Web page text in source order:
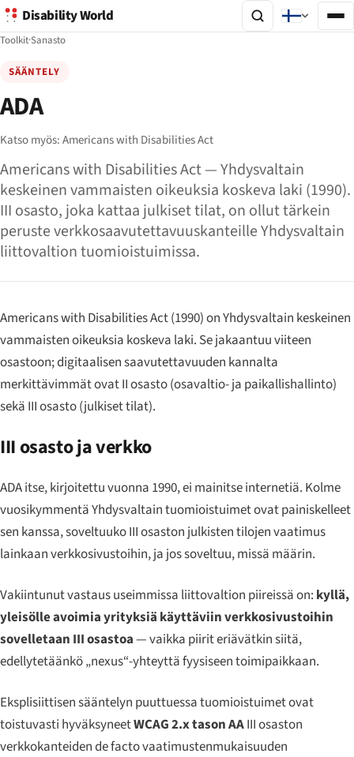
Disability World
Toolkit·Sanasto
SÄÄNTELY
ADA
Katso myös:Americans with Disabilities Act
Americans with Disabilities Act — Yhdysvaltain
keskeinen vammaisten oikeuksia koskeva laki (1990).
III osasto, joka kattaa julkiset tilat, on ollut tärkein
peruste verkkosaavutettavuuskanteille Yhdysvaltain
liittovaltion tuomioistuimissa.
Americans with Disabilities Act (1990) on Yhdysvaltain keskeinen
vammaisten oikeuksia koskeva laki. Se jakaantuu viiteen
osastoon; digitaalisen saavutettavuuden kannalta
merkittävimmät ovat II osasto (osavaltio- ja paikallishallinto)
sekä III osasto (julkiset tilat).
III osasto ja verkko
ADA itse, kirjoitettu vuonna 1990, ei mainitse internetiä. Kolme
vuosikymmentä Yhdysvaltain tuomioistuimet ovat painiskelleet
sen kanssa, soveltuuko III osaston julkisten tilojen vaatimus
lainkaan verkkosivustoihin, ja jos soveltuu, missä määrin.
Vakiintunut vastaus useimmissa liittovaltion piireissä on: kyllä,
yleisölle avoimia yrityksiä käyttäviin verkkosivustoihin
sovelletaan III osastoa— vaikka piirit eriävätkin siitä,
edellytetäänkö „nexus“-yhteyttä fyysiseen toimipaikkaan.
Eksplisiittisen sääntelyn puuttuessa tuomioistuimet ovat
toistuvasti hyväksyneetWCAG 2.x tason AAIII osaston
verkkokanteiden de facto vaatimustenmukaisuuden